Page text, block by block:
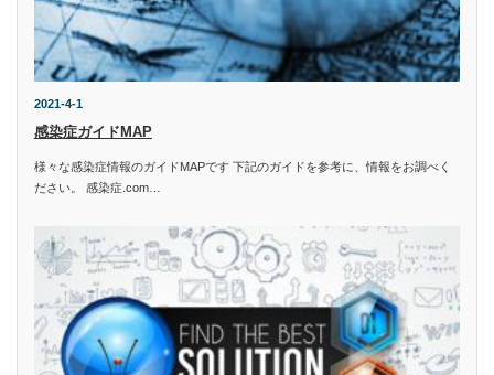
2021-4-1
感染症ガイドMAP
様々な感染症情報のガイドMAPです 下記のガイドを参考に、情報をお調べく
ださい。 感染症.com…